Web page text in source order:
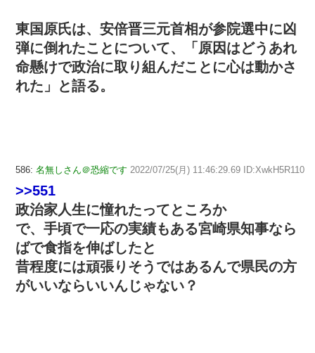
東国原氏は、安倍晋三元首相が参院選中に凶
弾に倒れたことについて、「原因はどうあれ
命懸けで政治に取り組んだことに心は動かさ
れた」と語る。
586: 名無しさん＠恐縮です 2022/07/25(月) 11:46:29.69 ID:XwkH5R110
>>551
政治家人生に憧れたってところか
で、手頃で一応の実績もある宮崎県知事なら
ばで食指を伸ばしたと
昔程度には頑張りそうではあるんで県民の方
がいいならいいんじゃない？